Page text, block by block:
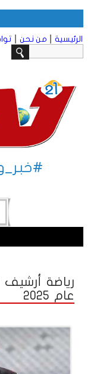
الرئيسية من نحن
رياضة أرشيف
عام 2025